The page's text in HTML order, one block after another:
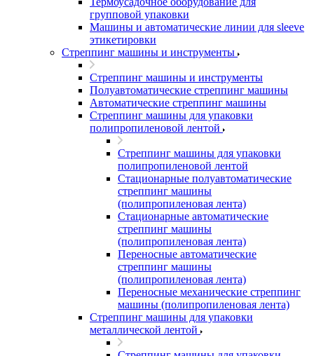
групповой упаковки
Машины и автоматические линии для sleeve
этикетировки
Стреппинг машины и инструменты
Стреппинг машины и инструменты
Полуавтоматические стреппинг машины
Автоматические стреппинг машины
Стреппинг машины для упаковки
полипропиленовой лентой
Стреппинг машины для упаковки
полипропиленовой лентой
Стационарные полуавтоматические
стреппинг машины
(полипропиленовая лента)
Стационарные автоматические
стреппинг машины
(полипропиленовая лента)
Переносные автоматические
стреппинг машины
(полипропиленовая лента)
Переносные механические стреппинг
машины (полипропиленовая лента)
Стреппинг машины для упаковки
металлической лентой